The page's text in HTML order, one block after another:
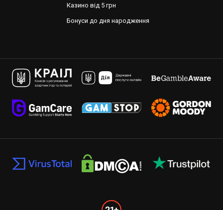
Казино від 5 грн
Бонуси до дня народження